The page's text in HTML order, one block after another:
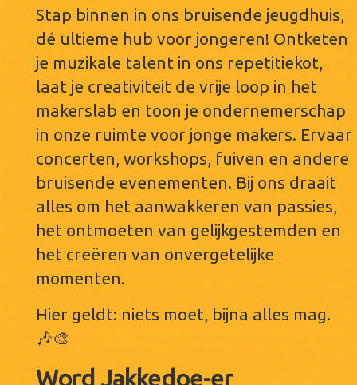
Stap binnen in ons bruisende jeugdhuis,
dé ultieme hub voor jongeren! Ontketen
je muzikale talent in ons repetitiekot,
laat je creativiteit de vrije loop in het
makerslab en toon je ondernemerschap
in onze ruimte voor jonge makers. Ervaar
concerten, workshops, fuiven en andere
bruisende evenementen. Bij ons draait
alles om het aanwakkeren van passies,
het ontmoeten van gelijkgestemden en
het creëren van onvergetelijke
momenten.
Hier geldt: niets moet, bijna alles mag.
🎶🎨
Word Jakkedoe-er